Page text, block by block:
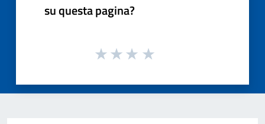
su questa pagina?